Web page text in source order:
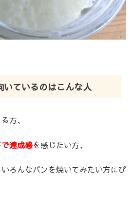
いているのはこんな人
方、
達成感を感じたい方、
ろんなパンを焼いてみたい方にぴ